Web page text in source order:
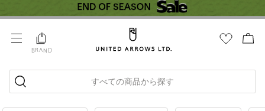
BRAND
すべての商品から探す